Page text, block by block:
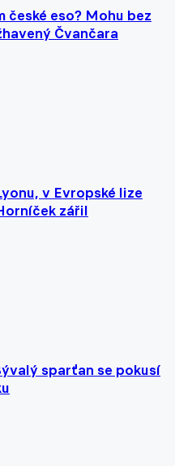
eso? Mohu bez
Čvančara
v Evropské lize
zářil
sparťan se pokusí